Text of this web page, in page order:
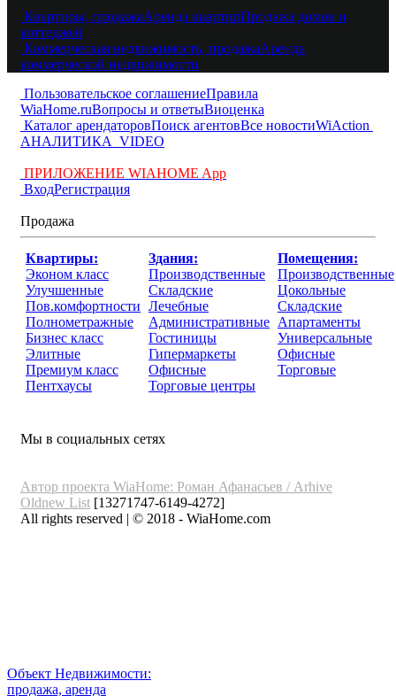
Квартиры, продажаАренда квартирПродажа домов и
коттеджей
Коммерческая недвижимость, продажаАренда
коммерческой недвижимости
Пользовательское соглашениеПравила
WiaHome.ruВопросы и ответыВиоценка
Каталог арендаторовПоиск агентовВсе новостиWiAction
АНАЛИТИКА VIDEO
ПРИЛОЖЕНИЕ WIAHOME App
ВходРегистрация
Продажа
Квартиры:
Эконом класс
Улучшенные
Пов.комфортности
Полнометражные
Бизнес класс
Элитные
Премиум класс
Пентхаусы
Здания:
Производственные
Складские
Лечебные
Административные
Гостиницы
Гипермаркеты
Офисные
Торговые центры
Помещения:
Производственные
Цокольные
Складские
Апартаменты
Универсальные
Офисные
Торговые
Мы в социальных сетях
Автор проекта WiaHome: Роман Афанасьев / Arhive
Oldnew List [13271747-6149-4272]
All rights reserved | © 2018 - WiaHome.com
Объект Недвижимости:
продажа, аренда